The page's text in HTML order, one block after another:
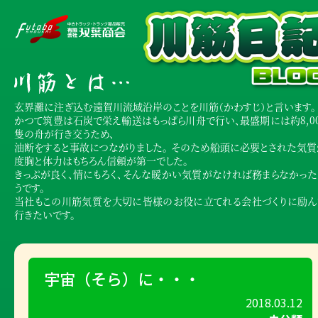
玄界灘に注ぎ込む遠賀川流域沿岸のことを川筋（かわすじ）と言います。
かつて筑豊は石炭で栄え輸送はもっぱら川舟で行い、最盛期には約
隻の舟が行き交うため、
油断をすると事故につながりました。 そのため船頭に必要とされた気
度胸と体力はもちろん信頼が第一でした。
きっぷが良く、情にもろく、そんな暖かい気質がなければ務まらなかっ
うです。
当社もこの川筋気質を大切に皆様のお役に立てれる会社づくりに励
行きたいです。
宇宙（そら）に・・・
2018.03.12